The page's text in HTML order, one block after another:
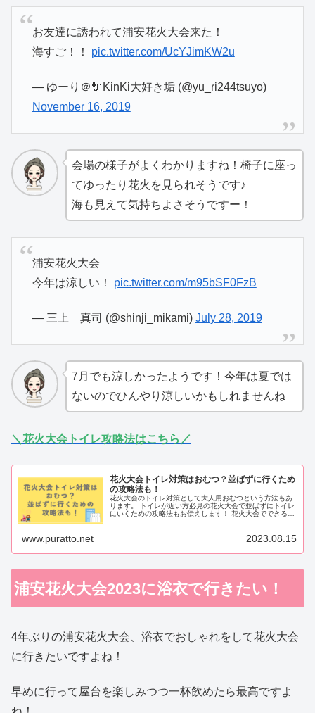
お友達に誘われて浦安花火大会来た！
海すご！！ pic.twitter.com/UcYJimKW2u
— ゆーり＠🔌KinKi大好き垢 (@yu_ri244tsuyo)
November 16, 2019
会場の様子がよくわかりますね！椅子に座っ
てゆったり花火を見られそうです♪
海も見えて気持ちよさそうですー！
浦安花火大会
今年は涼しい！ pic.twitter.com/m95bSF0FzB
— 三上 真司 (@shinji_mikami) July 28, 2019
7月でも涼しかったようです！今年は夏では
ないのでひんやり涼しいかもしれませんね
＼花火大会トイレ攻略法はこちら／
花火大会トイレ対策はおむつ？並ばずに行くため
の攻略法も！
花火大会のトイレ対策として大人用おむつという方法もあ
ります。 トイレが近い方必見の花火大会で並ばずにトイレ
にいくための攻略法もお伝えします！ 花火大会でできるだ
www.puratto.net 2023.08.15
浦安花火大会2023に浴衣で行きたい！
4年ぶりの浦安花火大会、浴衣でおしゃれをして花火大会
に行きたいですよね！
早めに行って屋台を楽しみつつ一杯飲めたら最高ですよ